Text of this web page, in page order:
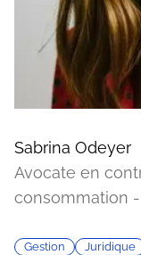
Sabrina Odeyer
Avocate en
consommation
Gestion Juridique